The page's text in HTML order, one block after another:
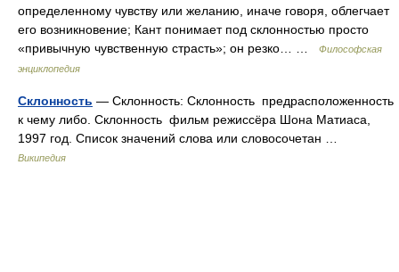
определенному чувству или желанию, иначе говоря, облегчает
его возникновение; Кант понимает под склонностью просто
«привычную чувственную страсть»; он резко… …
Философская
энциклопедия
Склонность — Склонность: Склонность предрасположенность
к чему либо. Склонность фильм режиссёра Шона Матиаса,
1997 год. Список значений слова или словосочетан …
Википедия